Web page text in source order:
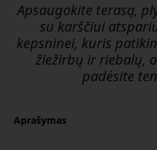
Apsaugokite terasą,
su karščiui
kepsninei, kuris
žiežirbų ir riebalų,
padėsite
Aprašymas